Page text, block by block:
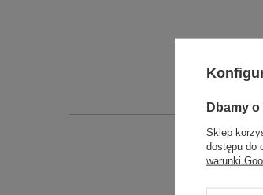
Dbamy
Sklep
dostępu do
warunki